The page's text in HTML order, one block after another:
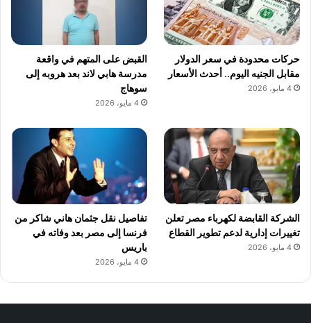
حركات محدودة في سعر الدولار
مقابل الجنيه اليوم.. أحدث الأسعار
4 مايو، 2026
القبض على المتهم في واقعة
مدرسة هابي لاند بعد هروبه إلى
سوهاج
4 مايو، 2026
الشركة القابضة لكهرباء مصر تعلن
تغييرات إدارية لدعم تطوير القطاع
4 مايو، 2026
تفاصيل نقل جثمان هاني شاكر من
فرنسا إلى مصر بعد وفاته في
باريس
4 مايو، 2026